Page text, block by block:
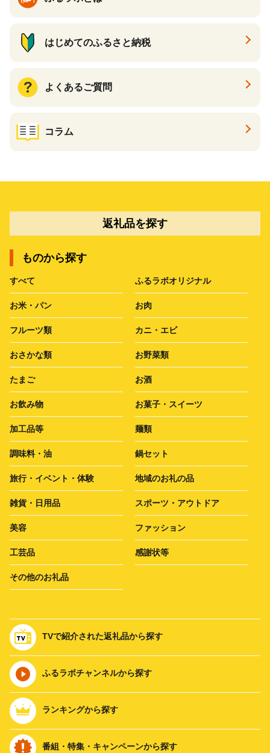
はじめてのふるさと納税
よくあるご質問
コラム
返礼品を探す
ものから探す
すべて ふるラボオリジナル
お米・パン お肉
フルーツ類 カニ・エビ
おさかな類 お野菜類
たまご お酒
お飲み物 お菓子・スイーツ
加工品等 麺類
調味料・油 鍋セット
旅行・イベント・体験 地域のお礼の品
雑貨・日用品 スポーツ・アウトドア
美容 ファッション
工芸品 感謝状等
その他のお礼品
TVで紹介された返礼品から探す
ふるラボチャンネルから探す
ランキングから探す
番組・特集・キャンペーンから探す